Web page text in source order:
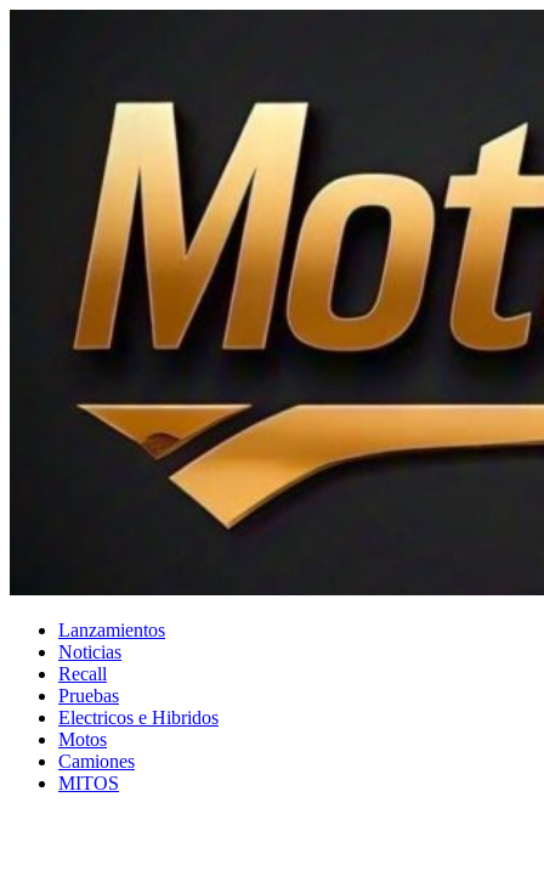
Lanzamientos
Noticias
Recall
Pruebas
Electricos e Hibridos
Motos
Camiones
MITOS